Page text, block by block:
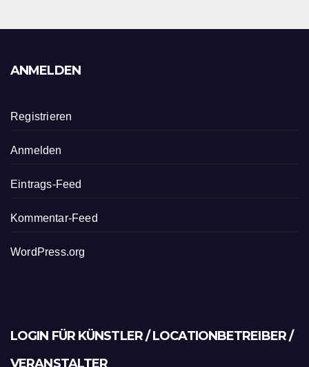
ANMELDEN
Registrieren
Anmelden
Eintrags-Feed
Kommentar-Feed
WordPress.org
LOGIN FÜR KÜNSTLER / LOCATIONBETREIBER /
VERANSTALTER